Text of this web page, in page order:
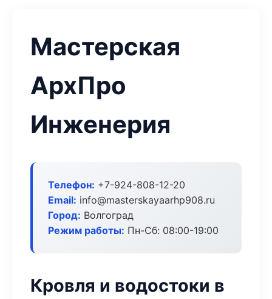
Мастерская
АрхПро
Инженерия
Телефон: +7-924-808-12-20
Email: info@masterskayaarhp908.ru
Город: Волгоград
Режим работы: Пн-Сб: 08:00-19:00
Кровля и водостоки в